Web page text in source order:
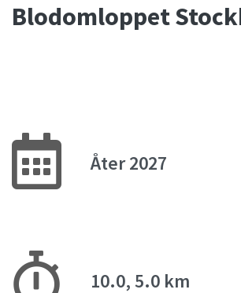
Blodomloppet
Åter 2027
10.0, 5.0 km